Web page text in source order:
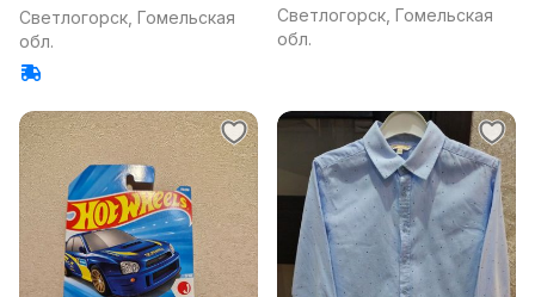
Светлогорск, Гомельская
обл.
Светлогорск, Гомельская
обл.